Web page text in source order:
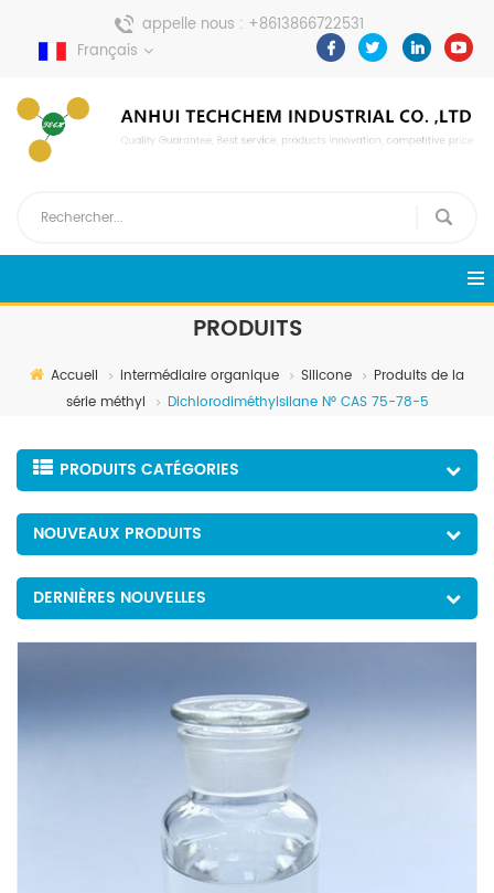
appelle nous : +8613866722531
envoyer un message :
pweiping@techemi.com
Français
PRODUITS
Accueil intermédiaire organique Silicone
Produits de la
série méthyl
Dichlorodiméthylsilane N° CAS 75-78-5
PRODUITS CATÉGORIES
NOUVEAUX PRODUITS
DERNIÈRES NOUVELLES